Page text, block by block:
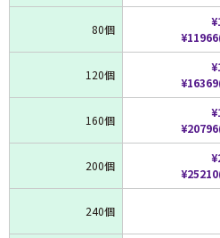
80個
120個
160個
200個
240個